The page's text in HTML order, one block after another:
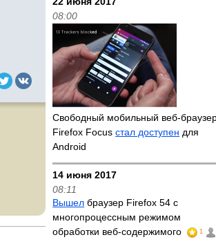
08:00
Свободный мобильный веб-
Firefox Focusстал доступен для
Android
14 июня 2017
08:11
Вышел браузер Firefox 54 с
многопроцессным режимом
обработки веб-содержимого
1